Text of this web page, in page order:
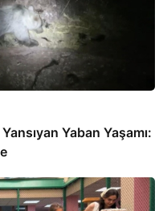
Yaban Yaşamı: